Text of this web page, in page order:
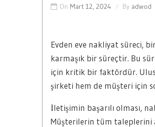
On Mart 12, 2024 By adwod
Evden eve nakliyat süreci,
karmaşık bir süreçtir. Bu
için kritik bir faktördür.
şirketi hem de müşteri için
İletişimin başarılı olması,
Müşterilerin tüm taleplerini